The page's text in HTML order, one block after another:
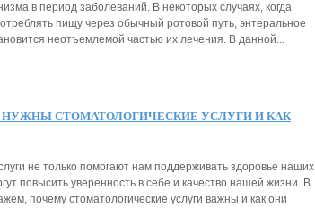
в период заболеваний. В некоторых случаях, когда
пищу через обычный ротовой путь, энтеральное
неотъемлемой частью их лечения. В данной...
СТОМАТОЛОГИЧЕСКИЕ УСЛУГИ И КАК
не только помогают нам поддерживать здоровье наших
повысить уверенность в себе и качество нашей жизни. В
почему стоматологические услуги важны и как они